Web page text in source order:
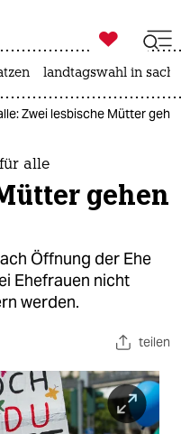

taz zahl ich
landtagswahl in
Zwei lesbische Mütter
alle
gehen
Öffnung der Ehe
Ehefrauen nicht
werden.
teilen